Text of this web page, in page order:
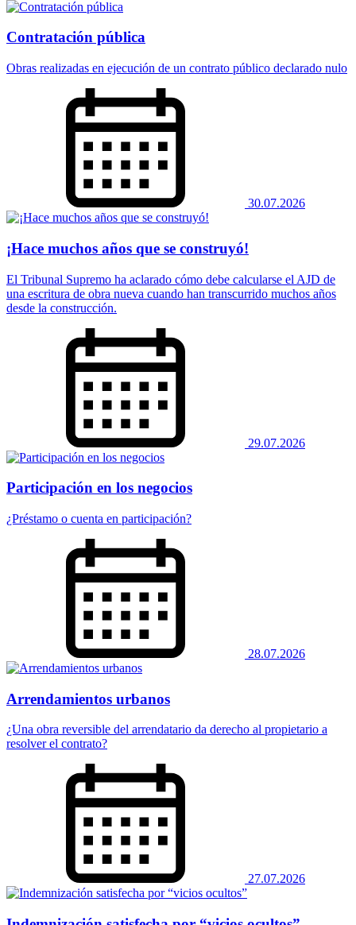
Contratación pública
Obras realizadas en ejecución de un contrato público declarado nulo
30.07.2026
¡Hace muchos años que se construyó!
El Tribunal Supremo ha aclarado cómo debe calcularse el AJD de
una escritura de obra nueva cuando han transcurrido muchos años
desde la construcción.
29.07.2026
Participación en los negocios
¿Préstamo o cuenta en participación?
28.07.2026
Arrendamientos urbanos
¿Una obra reversible del arrendatario da derecho al propietario a
resolver el contrato?
27.07.2026